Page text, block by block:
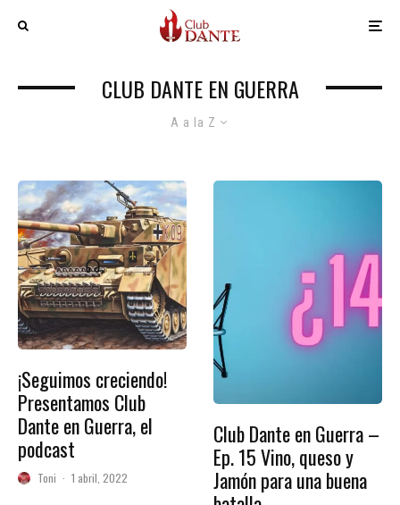
CLUB DANTE EN GUERRA
A a la Z
¡Seguimos creciendo!
Presentamos Club
Dante en Guerra, el
podcast
Toni · 1 abril, 2022
Club Dante en Guerra –
Ep. 15 Vino, queso y
Jamón para una buena